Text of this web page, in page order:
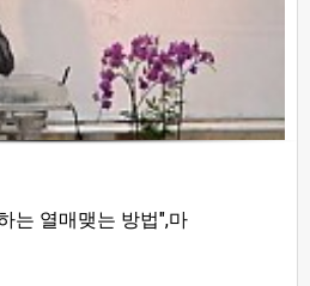
는 열매맺는 방법",마